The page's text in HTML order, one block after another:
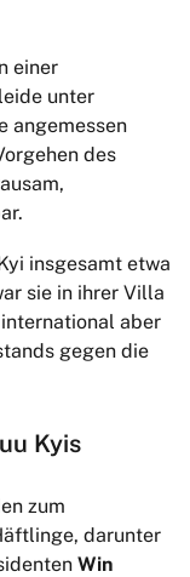
einer
unter
angemessen
des
insgesamt etwa
sie in ihrer Villa
aber
gegen die
Kyis
zum
darunter
Win